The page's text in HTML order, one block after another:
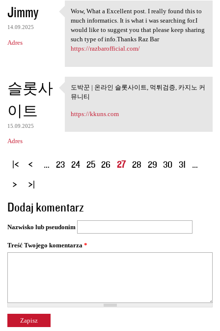
Jimmy
14.09.2025
Adres
Wow, What a Excellent post. I
Wow, What a Excellent post. I really found this to
much informatics. It is what i was searching for.I
would like to suggest you that please keep sharing
such type of info.Thanks Raz Bar
https://razbarofficial.com/
슬롯사
이트
15.09.2025
Adres
도박꾼 | 온라인 슬롯사이트, 먹튀
도박꾼 | 온라인 슬롯사이트, 먹튀검증, 카지노 커
뮤니티
https://kkuns.com
S
o
n
y
… 23 24 25 26 27 28 29 30 31 …
Dodaj komentarz
Nazwisko lub pseudonim
Treść Twojego komentarza *